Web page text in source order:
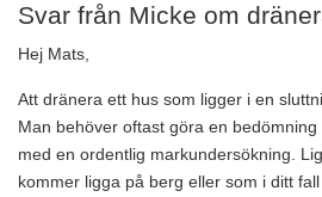
Svar från Micke om
Hej Mats,
Att dränera ett hus som ligger i en
Man behöver oftast göra en
med en ordentlig markundersökning.
kommer ligga på berg eller som i ditt